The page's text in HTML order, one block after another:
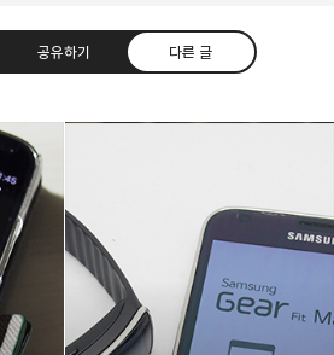
공유하기 다른 글
해도를 갖춘 보편적
주변인.
카카오톡 트위터